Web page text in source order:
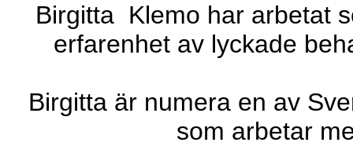
Birgitta Klemo har arbetat
erfarenhet av lyckade
Birgitta är numera en av
som arbetar